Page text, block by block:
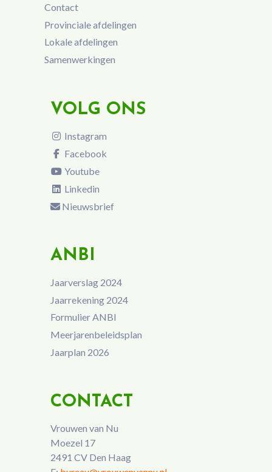
Contact
Provinciale afdelingen
Lokale afdelingen
Samenwerkingen
VOLG ONS
Instagram
Facebook
Youtube
Linkedin
Nieuwsbrief
ANBI
Jaarverslag 2024
Jaarrekening 2024
Formulier ANBI
Meerjarenbeleidsplan
Jaarplan 2026
CONTACT
Vrouwen van Nu
Moezel 17
2491 CV Den Haag